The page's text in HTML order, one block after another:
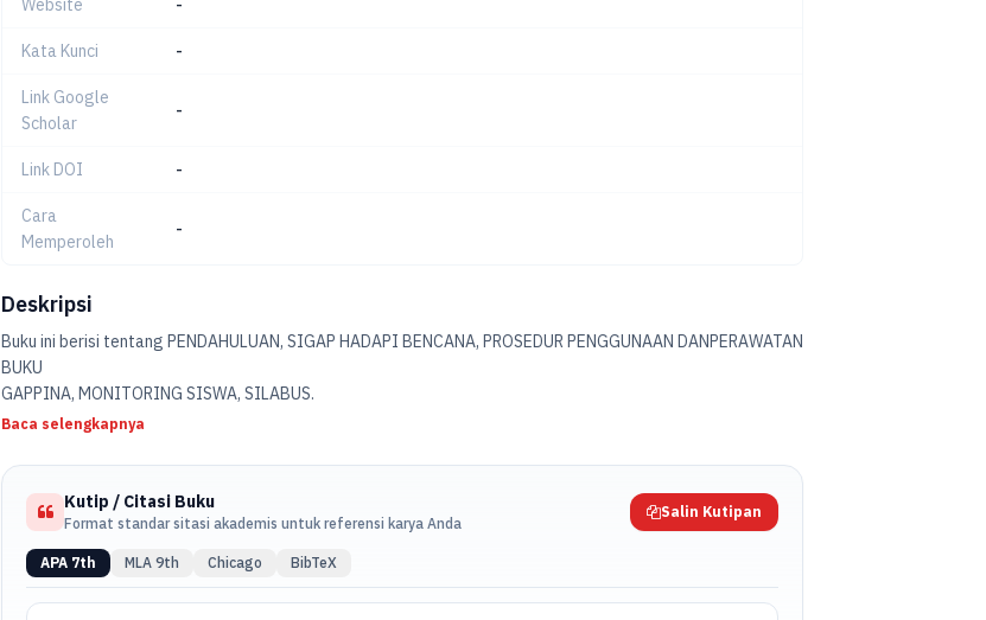
Website -
Kata Kunci -
Link Google
Scholar
-
Link DOI -
Cara
Memperoleh
-
Deskripsi
Buku ini berisi tentang PENDAHULUAN, SIGAP HADAPI BENCANA, PROSEDUR PENGGUNAAN DANPERAWATAN
BUKU
GAPPINA, MONITORING SISWA, SILABUS.
Baca selengkapnya
Kutip / Citasi Buku
Format standar sitasi akademis untuk referensi karya Anda
Salin Kutipan
APA 7th MLA 9th Chicago BibTeX